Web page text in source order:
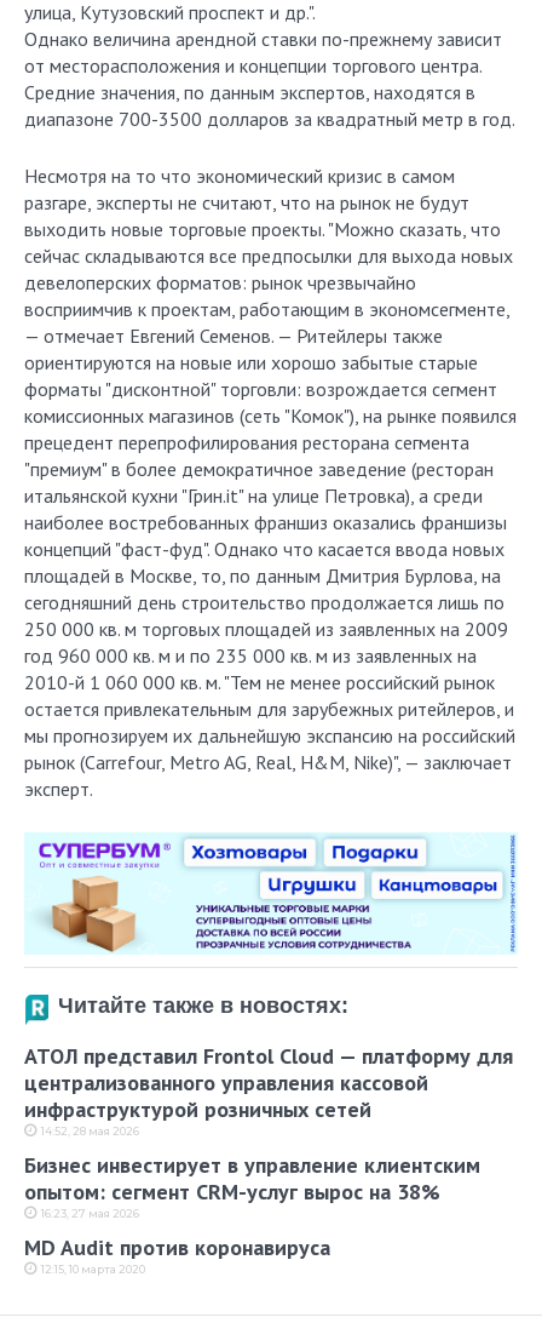
улица, Кутузовский проспект и др.".
Однако величина арендной ставки по-прежнему зависит
от месторасположения и концепции торгового центра.
Средние значения, по данным экспертов, находятся в
диапазоне 700-3500 долларов за квадратный метр в год.
Несмотря на то что экономический кризис в самом
разгаре, эксперты не считают, что на рынок не будут
выходить новые торговые проекты. "Можно сказать, что
сейчас складываются все предпосылки для выхода новых
девелоперских форматов: рынок чрезвычайно
восприимчив к проектам, работающим в экономсегменте,
— отмечает Евгений Семенов. — Ритейлеры также
ориентируются на новые или хорошо забытые старые
форматы "дисконтной" торговли: возрождается сегмент
комиссионных магазинов (сеть "Комок"), на рынке появился
прецедент перепрофилирования ресторана сегмента
"премиум" в более демократичное заведение (ресторан
итальянской кухни "Грин.it" на улице Петровка), а среди
наиболее востребованных франшиз оказались франшизы
концепций "фаст-фуд". Однако что касается ввода новых
площадей в Москве, то, по данным Дмитрия Бурлова, на
сегодняшний день строительство продолжается лишь по
250 000 кв. м торговых площадей из заявленных на 2009
год 960 000 кв. м и по 235 000 кв. м из заявленных на
2010-й 1 060 000 кв. м. "Тем не менее российский рынок
остается привлекательным для зарубежных ритейлеров, и
мы прогнозируем их дальнейшую экспансию на российский
рынок (Carrefour, Metro AG, Real, H&M, Nike)", — заключает
эксперт.
Читайте также в новостях:
АТОЛ представил Frontol Cloud — платформу для
централизованного управления кассовой
инфраструктурой розничных сетей
14:52, 28 мая 2026
Бизнес инвестирует в управление клиентским
опытом: сегмент CRM-услуг вырос на 38%
16:23, 27 мая 2026
MD Audit против коронавируса
12:15, 10 марта 2020